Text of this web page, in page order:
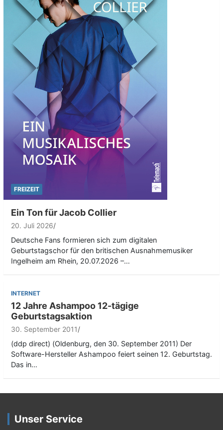
FREIZEIT
Ein Ton für Jacob Collier
20. Juli 2026
Deutsche Fans formieren sich zum digitalen
Geburtstagschor für den britischen Ausnahmemusiker
Ingelheim am Rhein, 20.07.2026 –…
INTERNET
12 Jahre Ashampoo 12-tägige
Geburtstagsaktion
30. September 2011
(ddp direct) (Oldenburg, den 30. September 2011) Der
Software-Hersteller Ashampoo feiert seinen 12. Geburtstag.
Das in…
Unser Service